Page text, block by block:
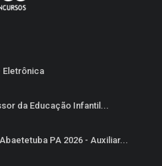
Eletrônica
da Educação Infantil...
PA 2026 - Auxiliar...